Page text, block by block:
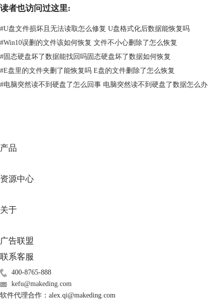
度、性能。EasyRecovery会判定磁盘是否健康，磁盘性能、健康显示
第三步：点击“SMART状态”选项，SMART是
读者也访问过这里:
#U盘文件损坏且无法读取怎么修复 U盘格式化后数据能恢复吗
#Win10误删的文件该如何恢复 文件不小心删除了怎么恢复
#固态硬盘坏了数据能找回吗固态硬盘坏了数据如何恢复
#E盘里的文件夹删了能恢复吗 E盘的文件删除了怎么恢复
#电脑突然读不到硬盘了怎么回事 电脑突然读不到硬盘了数据怎么办
产品
资源中心
关于
广告联盟
联系客服
400-8765-888
kefu@makeding.com
软件代理合作：alex.qi@makeding.com